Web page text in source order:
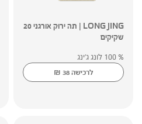
LONG JING | תה ירוק אורגני 20
שקיקים
% 100 לונג ג'ינג
לרכישה ₪ 38